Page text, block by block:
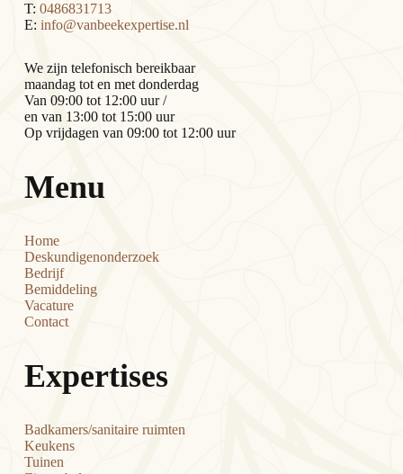
T: 0486831713
E: info@vanbeekexpertise.nl
We zijn telefonisch bereikbaar
maandag tot en met donderdag
Van 09:00 tot 12:00 uur /
en van 13:00 tot 15:00 uur
Op vrijdagen van 09:00 tot 12:00 uur
Menu
Home
Deskundigenonderzoek
Bedrijf
Bemiddeling
Vacature
Contact
Expertises
Badkamers/sanitaire ruimten
Keukens
Tuinen